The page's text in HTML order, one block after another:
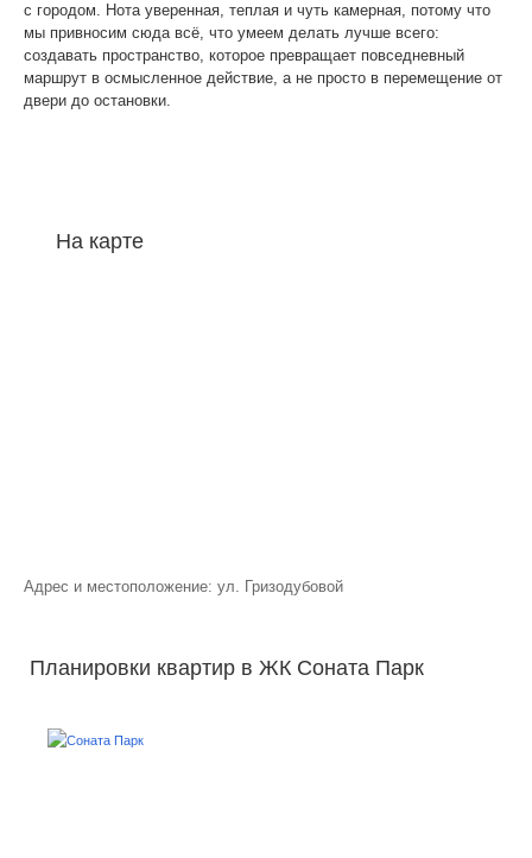
с городом. Нота уверенная, теплая и чуть камерная, потому что
мы привносим сюда всё, что умеем делать лучше всего:
создавать пространство, которое превращает повседневный
маршрут в осмысленное действие, а не просто в перемещение от
двери до остановки.
На карте
Адрес и местоположение: ул. Гризодубовой
Планировки квартир в ЖК Соната Парк